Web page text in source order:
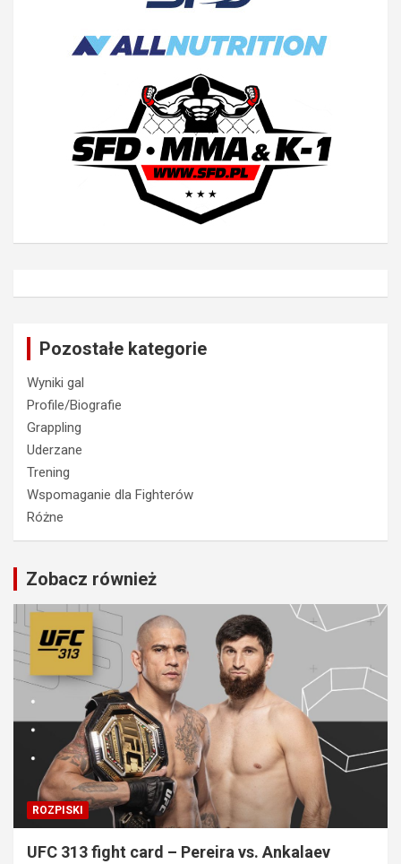
Pozostałe kategorie
Wyniki gal
Profile/Biografie
Grappling
Uderzane
Trening
Wspomaganie dla Fighterów
Różne
Zobacz również
ROZPISKI
UFC 313 fight card – Pereira vs. Ankalaev